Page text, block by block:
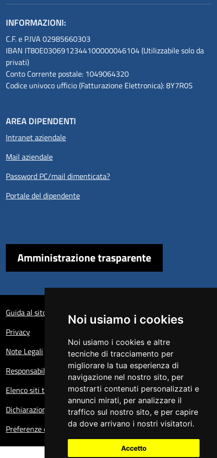
Noi usiamo i cookies
Noi usiamo i cookies e altre
tecniche di tracciamento per
migliorare la tua esperienza di
navigazione nel nostro sito, per
mostrarti contenuti personalizzati e
annunci mirati, per analizzare il
traffico sul nostro sito, e per capire
da dove arrivano i nostri visitatori.
Accetto
INFORMAZIONI:
C.F. e P.IVA 02985660303
IBAN IT80E0306912344100000046104 (Utilizzabile solo da
privati)
Conto Corrente postale: 1049064320
Codice univoco ufficio (Fatturazione Elettronica): 8Y7R0S
AREA DIPENDENTI
Intranet aziendale
Mail aziendale
Password PC/mail dimenticata?
Portale del dipendente
Amministrazione trasparente
Guida al sito
Privacy
Note Legali
Responsabile del sito
Elenco siti tematici
Dichiarazione di accessibilità
Preferenze cookie